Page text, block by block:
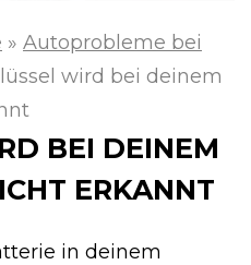
» Autoprobleme bei
wird bei deinem
BEI DEINEM
ERKANNT
in deinem